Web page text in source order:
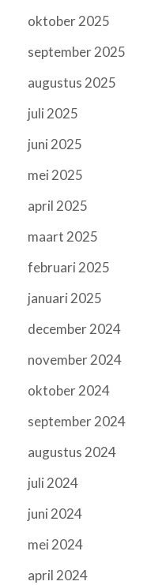
oktober 2025
september 2025
augustus 2025
juli 2025
juni 2025
mei 2025
april 2025
maart 2025
februari 2025
januari 2025
december 2024
november 2024
oktober 2024
september 2024
augustus 2024
juli 2024
juni 2024
mei 2024
april 2024